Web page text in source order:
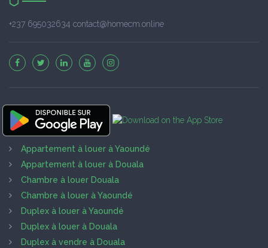
+237 695032634 contact@homecm.online
Appartement à louer à Yaoundé
Appartement à louer à Douala
Chambre à louer Douala
Chambre à louer à Yaoundé
Duplex à louer à Yaoundé
Duplex à louer à Douala
Duplex à vendre à Douala